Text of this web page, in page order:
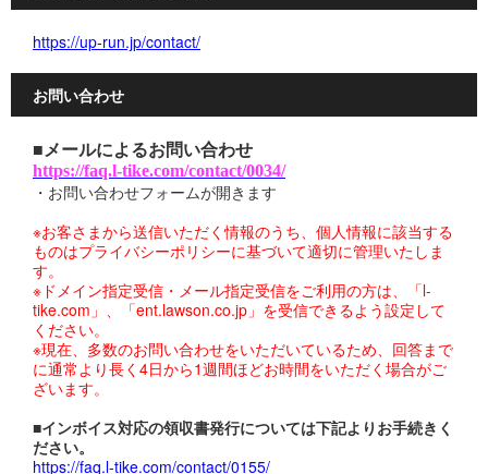
https://up-run.jp/contact/
お問い合わせ
■メールによるお問い合わせ
https://faq.l-tike.com/contact/0034/
・お問い合わせフォームが開きます
※お客さまから送信いただく情報のうち、個人情報に該当する
ものはプライバシーポリシーに基づいて適切に管理いたしま
す。
※ドメイン指定受信・メール指定受信をご利用の方は、「l-
tike.com」、「ent.lawson.co.jp」を受信できるよう設定して
ください。
※現在、多数のお問い合わせをいただいているため、回答まで
に通常より長く4日から1週間ほどお時間をいただく場合がご
ざいます。
■インボイス対応の領収書発行については下記よりお手続きく
ださい。
https://faq.l-tike.com/contact/0155/